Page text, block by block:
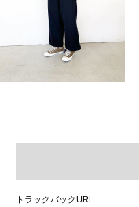
トラックバックURL